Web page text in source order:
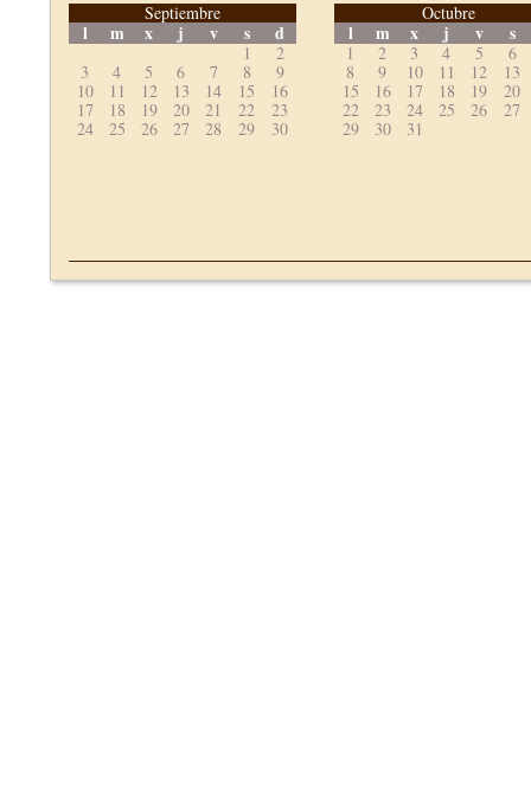
Septiembre
l m x j v s d
1
2
3
4 5 6 7 8
9
10
11 12 13 14 15
16
17
18 19 20 21 22
23
24
25 26 27 28 29 30
Octubre
l m x j v s
1 2 3 4 5
6
8
9 10 11 12
13
15
16 17 18 19
20
22
23 24 25 26
27
29
30 31